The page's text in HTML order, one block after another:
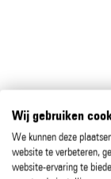
Wij gebruiken
We kunnen deze
website te verbeteren,
website-ervaring te